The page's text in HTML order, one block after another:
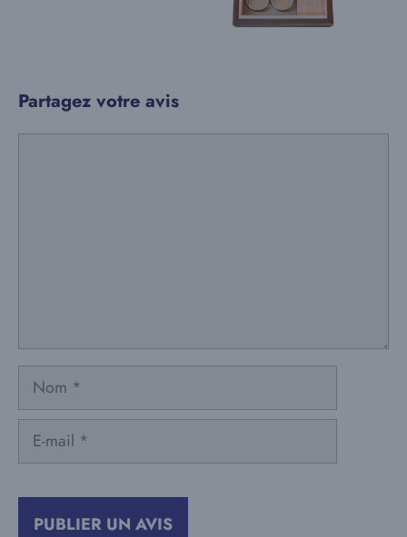
Partagez votre avis
Nom
mail